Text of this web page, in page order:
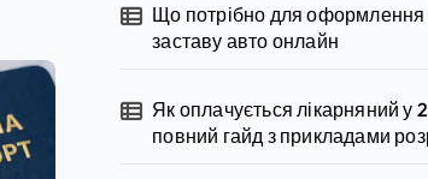
Що потрібно для оформлення
заставу авто онлайн
Як оплачується лікарняний у
повний гайд з прикладами